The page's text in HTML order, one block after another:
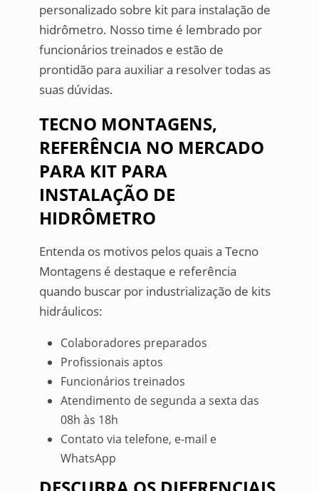
personalizado sobre kit para instalação de
hidrômetro. Nosso time é lembrado por
funcionários treinados e estão de
prontidão para auxiliar a resolver todas as
suas dúvidas.
TECNO MONTAGENS,
REFERÊNCIA NO MERCADO
PARA KIT PARA
INSTALAÇÃO DE
HIDRÔMETRO
Entenda os motivos pelos quais a Tecno
Montagens é destaque e referência
quando buscar por industrialização de kits
hidráulicos:
Colaboradores preparados
Profissionais aptos
Funcionários treinados
Atendimento de segunda a sexta das
08h às 18h
Contato via telefone, e-mail e
WhatsApp